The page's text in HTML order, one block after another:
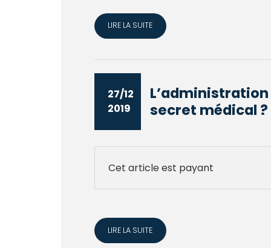
LIRE LA SUITE
27/12
2019
secret médical ?
Cet article est payant
LIRE LA SUITE